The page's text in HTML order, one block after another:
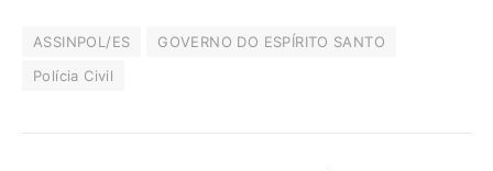
ASSINPOL/ES
GOVERNO DO ESPÍRITO SANTO
Polícia Civil